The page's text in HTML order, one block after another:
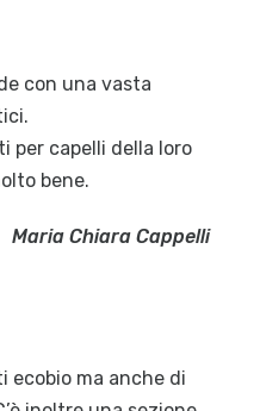
con una vasta
per capelli della loro
bene.
Maria Chiara Cappelli
ecobio ma anche di